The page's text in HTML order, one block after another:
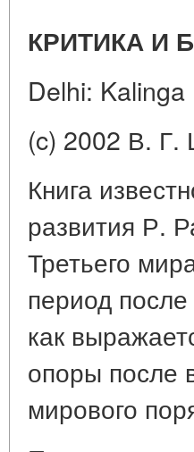
КРИТИКА И
Delhi:
(c) 2002 В.
Книга
развития Р.
Третьего
период
как
опоры после
мирового